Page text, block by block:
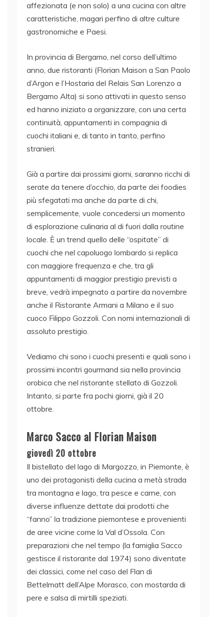
affezionata (e non solo) a una cucina con altre
caratteristiche, magari perfino di altre culture
gastronomiche e Paesi.
In provincia di Bergamo, nel corso dell’ultimo
anno, due ristoranti (Florian Maison a San Paolo
d’Argon e l’Hostaria del Relais San Lorenzo a
Bergamo Alta) si sono attivati in questo senso
ed hanno iniziato a organizzare, con una certa
continuità, appuntamenti in compagnia di
cuochi italiani e, di tanto in tanto, perfino
stranieri.
Già a partire dai prossimi giorni, saranno ricchi di
serate da tenere d’occhio, da parte dei foodies
più sfegatati ma anche da parte di chi,
semplicemente, vuole concedersi un momento
di esplorazione culinaria al di fuori dalla routine
locale. È un trend quello delle “ospitate” di
cuochi che nel capoluogo lombardo si replica
con maggiore frequenza e che, tra gli
appuntamenti di maggior prestigio previsti a
breve, vedrà impegnato a partire da novembre
anche il Ristorante Armani a Milano e il suo
cuoco Filippo Gozzoli. Con nomi internazionali di
assoluto prestigio.
Vediamo chi sono i cuochi presenti e quali sono i
prossimi incontri gourmand sia nella provincia
orobica che nel ristorante stellato di Gozzoli.
Intanto, si parte fra pochi giorni, già il 20
ottobre.
Marco Sacco al Florian Maison
giovedì 20 ottobre
Il bistellato del lago di Margozzo, in Piemonte, è
uno dei protagonisti della cucina a metà strada
tra montagna e lago, tra pesce e carne, con
diverse influenze dettate dai prodotti che
“fanno” la tradizione piemontese e provenienti
de aree vicine come la Val d’Ossola. Con
preparazioni che nel tempo (la famiglia Sacco
gestisce il ristorante dal 1974) sono diventate
dei classici, come nel caso del Flan di
Bettelmatt dell’Alpe Morasco, con mostarda di
pere e salsa di mirtilli speziati.